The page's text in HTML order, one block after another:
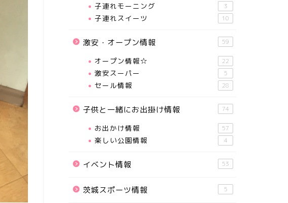
子連れモーニング 3
子連れスイーツ 10
激安・オープン情報 59
オープン情報☆ 22
激安スーパー 5
セール情報 28
子供と一緒にお出掛け情報 74
お出かけ情報 57
楽しい公園情報 4
イベント情報 53
茨城スポーツ情報 5